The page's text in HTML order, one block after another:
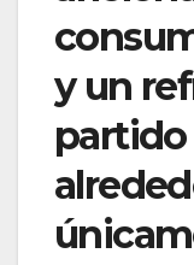
y un
partido